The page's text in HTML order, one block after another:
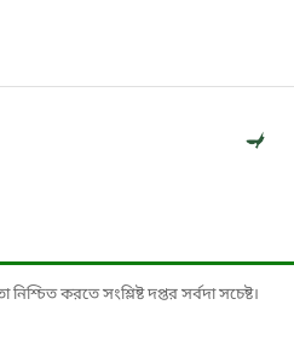
করতে সংশ্লিষ্ট দপ্তর সর্বদা সচেষ্ট।